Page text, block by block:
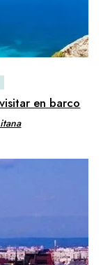
en barco